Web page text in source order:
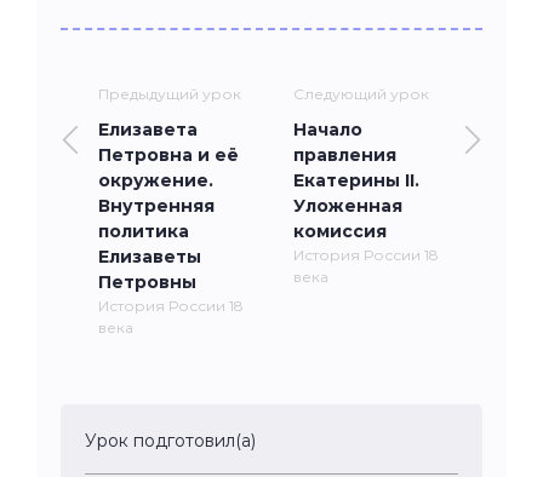
Предыдущий урок
Елизавета
Петровна и её
окружение.
Внутренняя
политика
Елизаветы
Петровны
История России 18
века
Следующий урок
Начало
правления
Екатерины II.
Уложенная
комиссия
История России 18
века
Урок подготовил(а)